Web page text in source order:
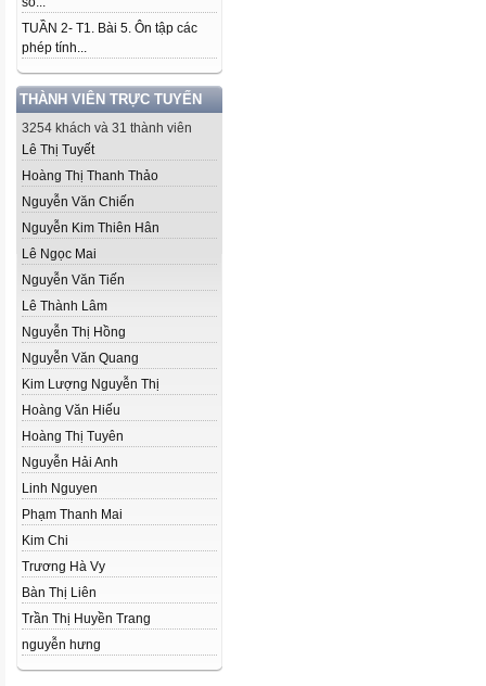
TUẦN 2- T1. Bài 5. Ôn tập các
phép tính...
THÀNH VIÊN TRỰC TUYẾN
3254 khách và 31 thành viên
Lê Thị Tuyết
Hoàng Thị Thanh Thảo
Nguyễn Văn Chiến
Nguyễn Kim Thiên Hân
Lê Ngọc Mai
Nguyễn Văn Tiến
Lê Thành Lâm
Nguyễn Thị Hồng
Nguyễn Văn Quang
Kim Lượng Nguyễn Thị
Hoàng Văn Hiếu
Hoàng Thị Tuyên
Nguyễn Hải Anh
Linh Nguyen
Phạm Thanh Mai
Kim Chi
Trương Hà Vy
Bàn Thị Liên
Trần Thị Huyền Trang
nguyễn hưng